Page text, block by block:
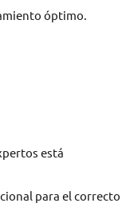
óptimo.
está
para el correcto